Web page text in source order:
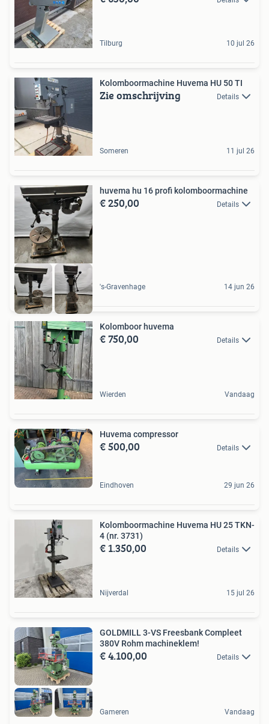
Tilburg 10 jul 26
Kolomboormachine Huvema HU 50 TI
Zie omschrijving Details
Someren 11 jul 26
huvema hu 16 profi kolomboormachine
€ 250,00 Details
's-Gravenhage 14 jun 26
Kolomboor huvema
€ 750,00 Details
Wierden Vandaag
Huvema compressor
€ 500,00 Details
Eindhoven 29 jun 26
Kolomboormachine Huvema HU 25 TKN-
4 (nr. 3731)
€ 1.350,00 Details
Nijverdal 15 jul 26
GOLDMILL 3-VS Freesbank Compleet
380V Rohm machineklem!
€ 4.100,00 Details
Gameren Vandaag